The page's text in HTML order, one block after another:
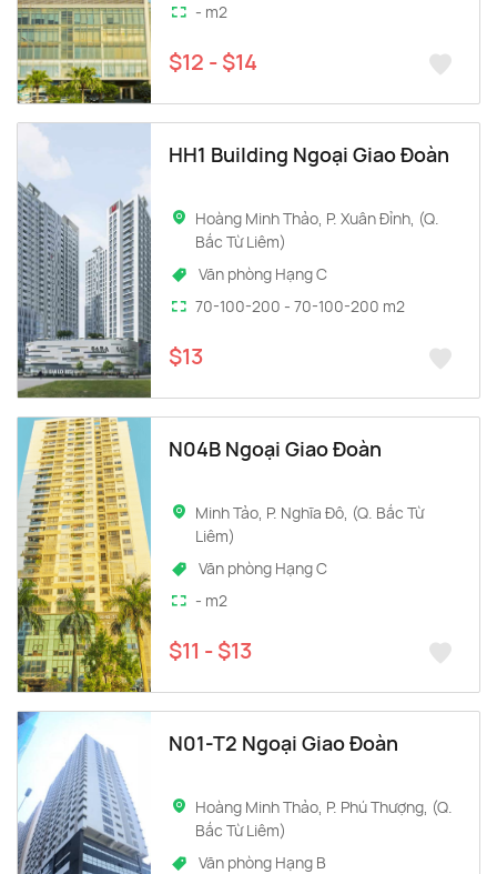
- m2
$12 - $14
HH1 Building Ngoại Giao Đoàn
Hoàng Minh Thảo, P. Xuân Đỉnh, (Q.
Bắc Từ Liêm)
Văn phòng Hạng C
70-100-200 - 70-100-200 m2
$13
N04B Ngoại Giao Đoàn
Minh Tảo, P. Nghĩa Đô, (Q. Bắc Từ
Liêm)
Văn phòng Hạng C
- m2
$11 - $13
N01-T2 Ngoại Giao Đoàn
Hoàng Minh Thảo, P. Phú Thượng, (Q.
Bắc Từ Liêm)
Văn phòng Hạng B